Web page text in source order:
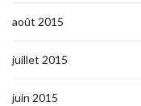
août 2015
juillet 2015
juin 2015